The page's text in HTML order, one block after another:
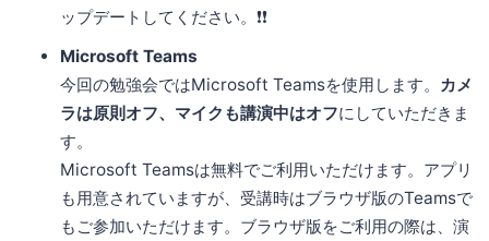
ップデートしてください。❗❗
Microsoft Teams
今回の勉強会ではMicrosoft Teamsを使用します。
カメ
ラは原則オフ、マイクも講演中はオフにしていただきま
す。
Microsoft Teamsは無料でご利用いただけます。アプリ
も用意されていますが、受講時はブラウザ版のTeamsで
もご参加いただけます。ブラウザ版をご利用の際は、演